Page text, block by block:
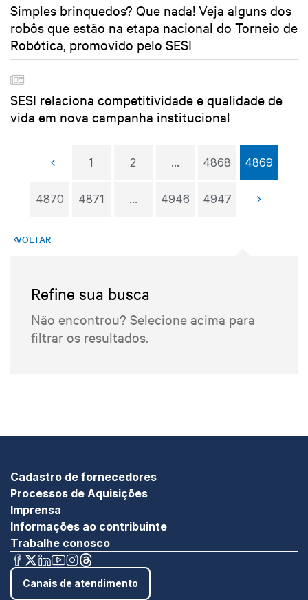
Simples brinquedos? Que nada! Veja alguns dos
robôs que estão na etapa nacional do Torneio de
Robótica, promovido pelo SESI
SESI relaciona competitividade e qualidade de
vida em nova campanha institucional
1 2 ... 4868 4869
4870 4871 ... 4946 4947
VOLTAR
Refine sua busca
Não encontrou? Selecione acima para
filtrar os resultados.
Cadastro de fornecedores
Processos de Aquisições
Imprensa
Informações ao contribuinte
Trabalhe conosco
Canais de atendimento